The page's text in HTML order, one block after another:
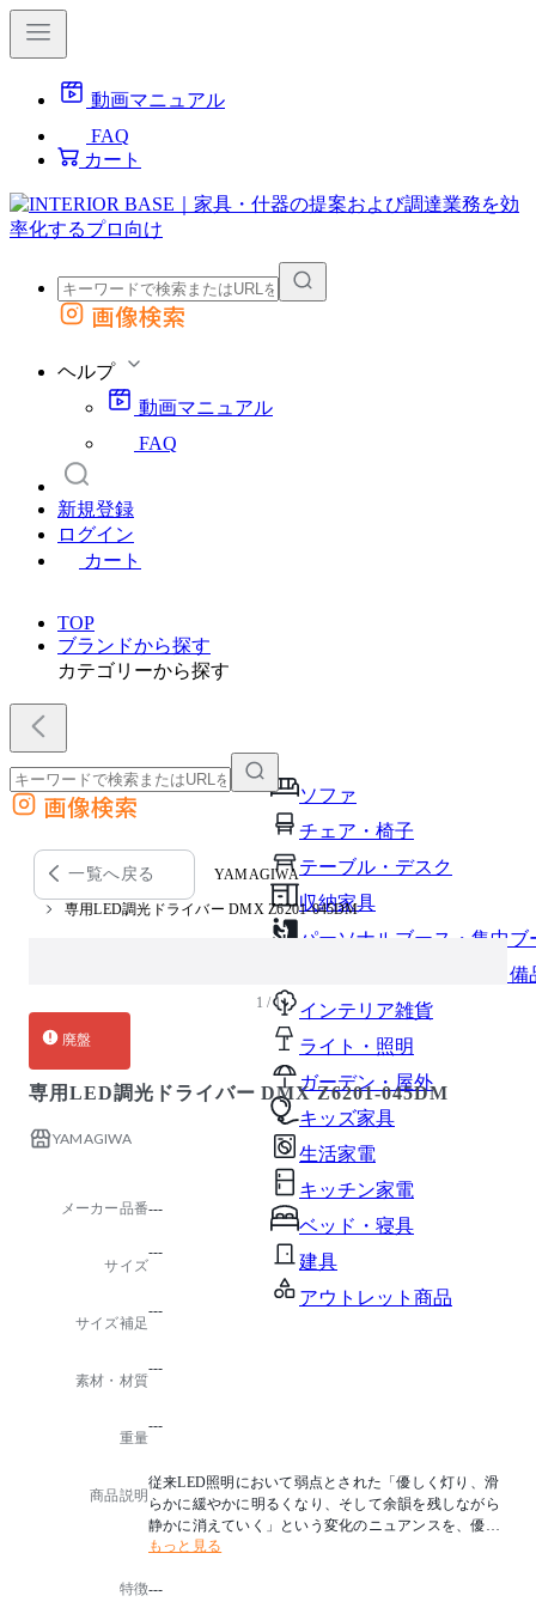
動画マニュアル
FAQ
カート
外部サイトの商品をカートに追加
画像検索
ヘルプ
動画マニュアル
FAQ
新規登録
ログイン
カート
TOP
ブランドから探す
カテゴリーから探す
ソファ
チェア・椅子
テーブル・デスク
収納家具
パーソナルブース・集中ブ
オフィスアクセサリー・備
インテリア雑貨
ライト・照明
ガーデン・屋外
キッズ家具
生活家電
キッチン家電
ベッド・寝具
建具
アウトレット商品
外部サイトの商品をカートに追加
他のサイトで見つけた商品ページのURLを貼り付けて、カートに追加できます
画像検索
一覧へ戻る YAMAGIWA
専用LED調光ドライバー DMX Z6201-045DM
1 / 1
廃盤
専用LED調光ドライバー DMX Z6201-045DM
YAMAGIWA
メーカー品番---
サイズ
---
サイズ補足
---
素材・材質
---
重量
---
商品説明
従来LED照明において弱点とされた「優しく灯り、滑
らかに緩やかに明るくなり、そして余韻を残しながら
静かに消えていく」という変化のニュアンスを、優美
に繊細に実現します。
搭載。
もっと見る
特徴---